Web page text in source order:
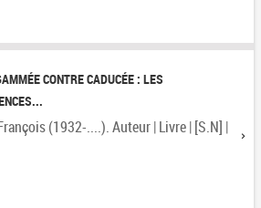
CONTRE CADUCÉE : LES
(1932-....). Auteur | Livre | [S.N] |